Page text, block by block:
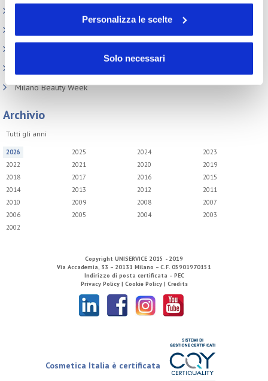
Personalizza le scelte
Solo necessari
Milano Beauty Week
Archivio
Tutti gli anni
2026 2025 2024
2023
2022
2021 2020
2019
2018
2017 2016
2015
2014
2013 2012
2011
2010
2009 2008
2007
2006
2005 2004
2003
2002
Copyright UNISERVICE 2015 - 2019
Via Accademia, 33 – 20131 Milano – C.F. 05901970151
Indirizzo di posta certificata – PEC
Privacy Policy | Cookie Policy | Credits
Cosmetica Italia è certificata